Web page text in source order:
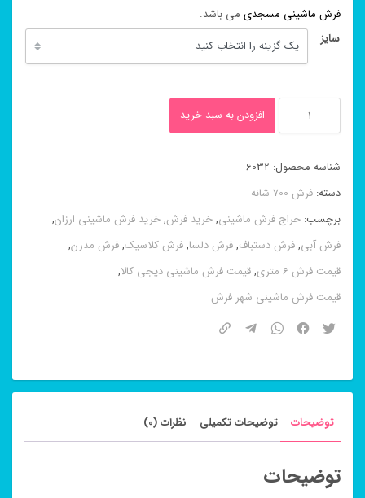
فرش ماشینی مسجدی می باشد.
سایز
ماشینی
باغ
معلق
نسکافه
ای
۷۰۰
شانه
افزودن به سبد خرید
شناسه محصول: 6032
دسته: فرش 700 شانه
برچسب: حراج فرش ماشینی,خرید فرش,خرید فرش ماشینی ارزان,
فرش آبی,فرش دستباف,فرش دلسا,فرش کلاسیک,فرش مدرن,
قیمت فرش 6 متری
,قیمت فرش ماشینی دیجی کالا,
قیمت فرش ماشینی شهر فرش
توضیحات توضیحات تکمیلی نظرات (0)
توضیحات